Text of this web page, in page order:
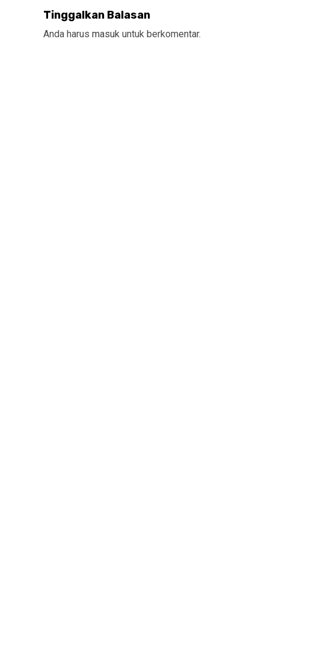
Tinggalkan Balasan
Anda harus masuk untuk berkomentar.